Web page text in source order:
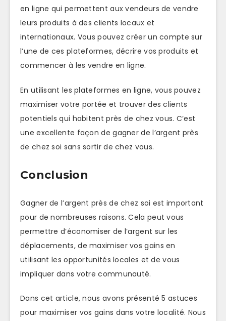
en ligne qui permettent aux vendeurs de vendre
leurs produits à des clients locaux et
internationaux. Vous pouvez créer un compte sur
l’une de ces plateformes, décrire vos produits et
commencer à les vendre en ligne.
En utilisant les plateformes en ligne, vous pouvez
maximiser votre portée et trouver des clients
potentiels qui habitent près de chez vous. C’est
une excellente façon de gagner de l’argent près
de chez soi sans sortir de chez vous.
Conclusion
Gagner de l’argent près de chez soi est important
pour de nombreuses raisons. Cela peut vous
permettre d’économiser de l’argent sur les
déplacements, de maximiser vos gains en
utilisant les opportunités locales et de vous
impliquer dans votre communauté.
Dans cet article, nous avons présenté 5 astuces
pour maximiser vos gains dans votre localité. Nous